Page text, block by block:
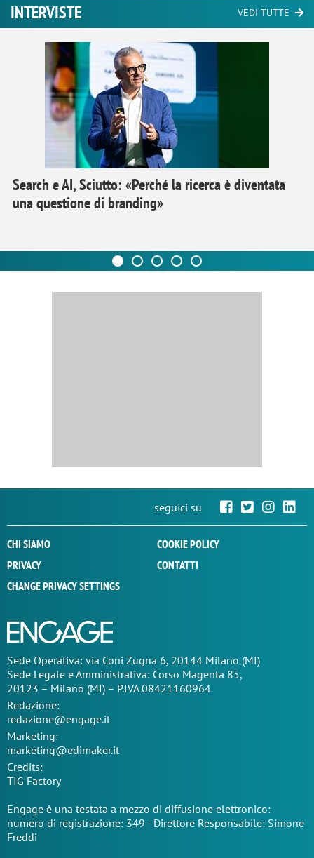
INTERVISTE VEDI TUTTE
Search e AI, Sciutto: «Perché la ricerca è diventata
una questione di branding»
seguici su
CHI SIAMO
COOKIE POLICY
PRIVACY
CONTATTI
CHANGE PRIVACY SETTINGS
Sede Operativa: via Coni Zugna 6, 20144 Milano (MI)
Sede Legale e Amministrativa: Corso Magenta 85,
20123 – Milano (MI) – P.IVA 08421160964
Redazione:
redazione@engage.it
Marketing:
marketing@edimaker.it
Credits:
TIG Factory
Engage è una testata a mezzo di diffusione elettronico:
numero di registrazione: 349 - Direttore Responsabile: Simone
Freddi